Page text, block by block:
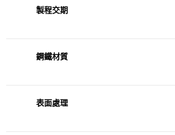
製程交期
鋼鐵材質
表面處理